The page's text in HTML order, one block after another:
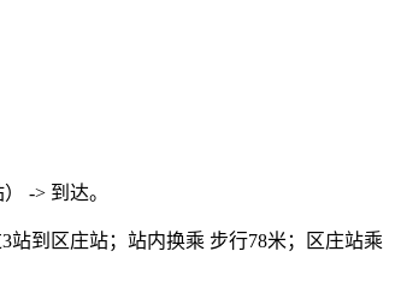
-> 到达。
到区庄站；站内换乘 步行78米；区庄站乘